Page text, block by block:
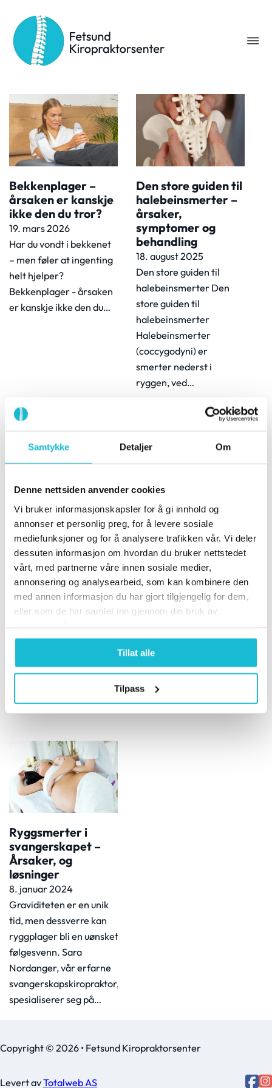
Samtykke Detaljer Om
Denne nettsiden anvender cookies
Vi bruker informasjonskapsler for å gi innhold og
annonser et personlig preg, for å levere sosiale
mediefunksjoner og for å analysere trafikken vår. Vi deler
dessuten informasjon om hvordan du bruker nettstedet
vårt, med partnerne våre innen sosiale medier,
annonsering og analysearbeid, som kan kombinere den
med annen informasjon du har gjort tilgjengelig for dem,
eller som de har samlet inn gjennom din bruk av
Tillat alle
Tilpass
Stikkord:bekkensmerter
Bekkenplager –
årsaken er kanskje
ikke den du tror?
19. mars 2026
Har du vondt i bekkenet
– men føler at ingenting
helt hjelper?
Bekkenplager - årsaken
er kanskje ikke den du…
Den store guiden til
halebeinsmerter –
årsaker,
symptomer og
behandling
18. august 2025
Den store guiden til
halebeinsmerter Den
store guiden til
halebeinsmerter
Halebeinsmerter
(coccygodyni) er
smerter nederst i
ryggen, ved…
Delte magemuskler
etter fødsel
24. september 2024
Delte magemuskler
etter fødsel: hvordan
gjenkjenne og håndtere
tilstanden Delte
magemuskler, også kjent
som diastasis recti, er en
Bekkenrotasjon og
halebeinsmerter:
Din guide til hva du
kan gjøre.
19. juni 2024
Bekkenrotasjon og
Halebeinsmerter er en
vanlig plage som mange
opplever på et tidspunkt i
livet. Smerten kan
variere fra…
Ryggsmerter i
svangerskapet –
Årsaker, og
løsninger
8. januar 2024
Graviditeten er en unik
tid, men dessverre kan
ryggplager bli en uønsket
følgesvenn. Sara
Nordanger, vår erfarne
svangerskapskiropraktor,
spesialiserer seg på…
Copyright © 2026 • Fetsund Kiropraktorsenter
Levert avTotalweb AS